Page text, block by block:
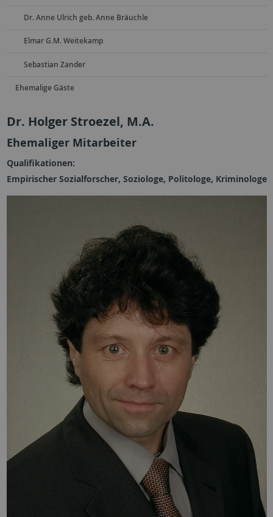
Dr. Anne Ulrich geb. Anne Bräuchle
Elmar G.M. Weitekamp
Sebastian Zander
Ehemalige Gäste
Dr. Holger Stroezel, M.A.
Ehemaliger Mitarbeiter
Qualifikationen:
Empirischer Sozialforscher, Soziologe, Politologe, Kriminologe